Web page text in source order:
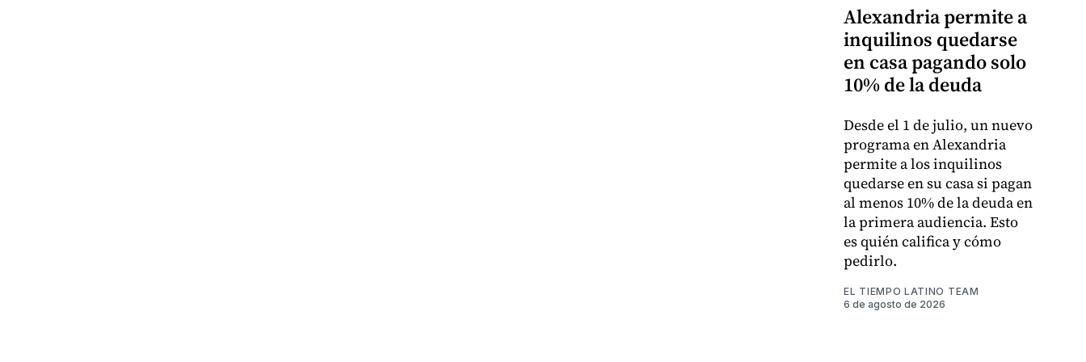
Alexandria permite a
inquilinos quedarse
en casa pagando solo
10% de la deuda
Desde el 1 de julio, un nuevo
programa en Alexandria
permite a los inquilinos
quedarse en su casa si pagan
al menos 10% de la deuda en
la primera audiencia. Esto
es quién califica y cómo
pedirlo.
EL TIEMPO LATINO TEAM
6 de agosto de 2026